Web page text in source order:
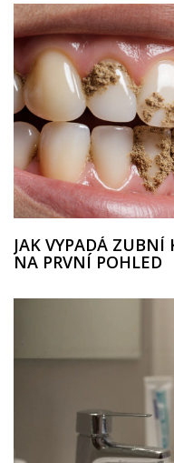
JAK VYPADÁ
NA PRVNÍ POHLED